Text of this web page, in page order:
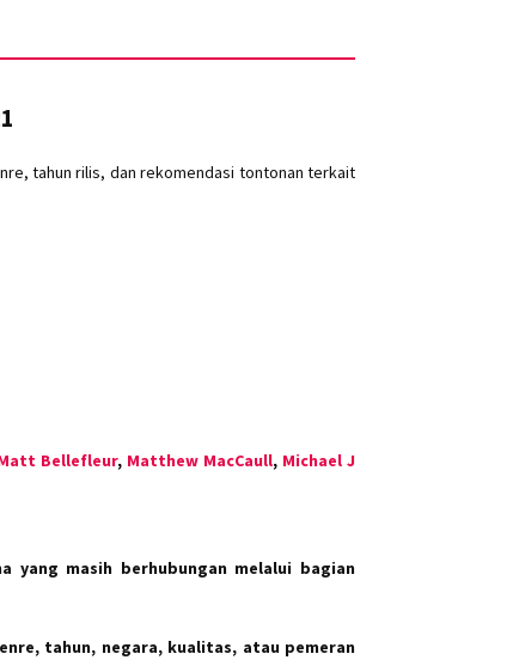
tahun rilis, dan rekomendasi tontonan terkait
Bellefleur, Matthew MacCaull, Michael J
yang masih berhubungan melalui bagian
tahun, negara, kualitas, atau pemeran